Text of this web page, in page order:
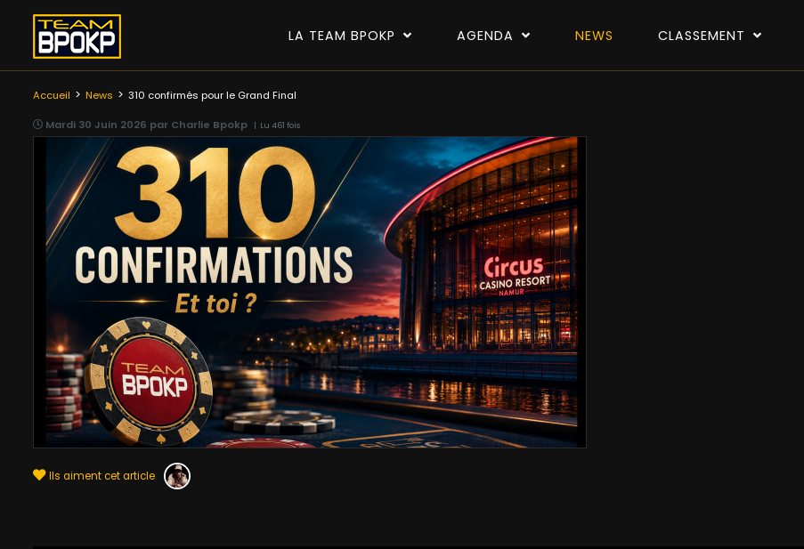
LA TEAM BPOKP AGENDA NEWS CLASSEMENT
Accueil News 310 confirmés pour le Grand Final
Mardi 30 Juin 2026 par Charlie Bpokp | Lu 461 fois
Ils aiment cet article